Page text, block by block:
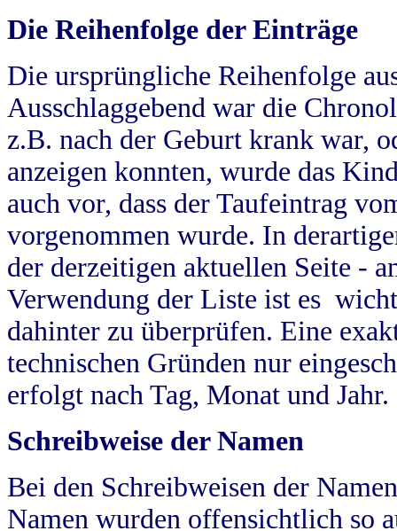
Die Reihenfolge der Einträge
Die ursprüngliche Reihenfolge
Ausschlaggebend war die
z.B. nach der Geburt krank war,
anzeigen konnten, wurde das
auch vor, dass der Taufeintrag
vorgenommen wurde. In
der derzeitigen aktuellen Seite -
Verwendung der Liste ist es
dahinter zu überprüfen. Eine
technischen Gründen nur
erfolgt nach Tag, Monat und Jahr.
Schreibweise der Namen
Bei den Schreibweisen der
Namen wurden offensichtlich so